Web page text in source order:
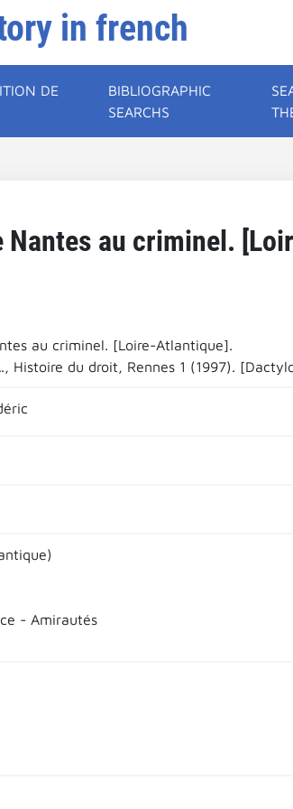
in french
DE
BIBLIOGRAPHIC
SEARCHS
Nantes au criminel.
au criminel. [Loire-Atlantique].
Histoire du droit, Rennes 1 (1997).
- Amirautés